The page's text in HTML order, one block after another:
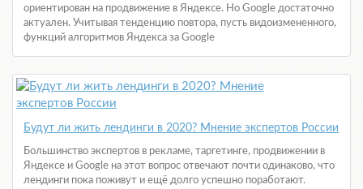
ориентирован на продвижение в Яндексе. Но Google достаточно
актуален. Учитывая тенденцию повтора, пусть видоизмененного,
функций алгоритмов Яндекса за Google
Будут ли жить лендинги в 2020? Мнение экспертов России
Большинство экспертов в рекламе, таргетинге, продвижении в
Яндексе и Google на этот вопрос отвечают почти одинаково, что
лендинги пока поживут и ещё долго успешно поработают.